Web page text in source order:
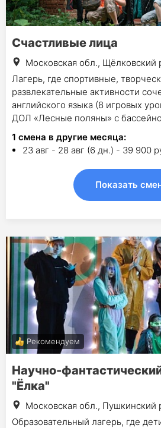
Счастливые лица
Московская обл., Щёлковский
Лагерь, где спортивные,
развлекательные активности
английского языка (8 игровых
ДОЛ «Лесные поляны» с
1 смена в другие месяца:
23 авг - 28 авг (6 дн.) - 39 900
Показать
Рекомендуем
Научно-
"Ëлка"
Московская обл., Пушкинский
Образовательный лагерь, где